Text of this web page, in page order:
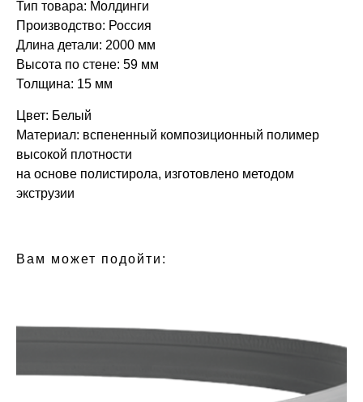
Тип товара: Молдинги
Производство: Россия
Длина детали: 2000 мм
Высота по стене: 59 мм
Толщина: 15 мм
Цвет: Белый
Материал: вспененный композиционный полимер
высокой плотности
на основе полистирола, изготовлено методом
экструзии
Вам может подойти: